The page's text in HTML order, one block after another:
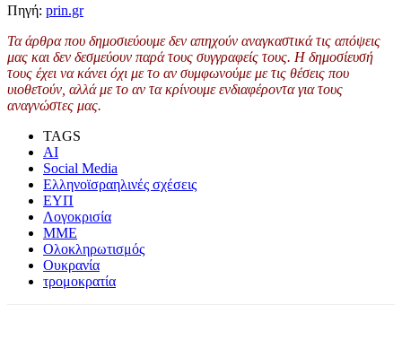
Πηγή: prin.gr
Τα άρθρα που δημοσιεύουμε δεν απηχούν αναγκαστικά τις απόψεις
μας και δεν δεσμεύουν παρά τους συγγραφείς τους. Η δημοσίευσή
τους έχει να κάνει όχι με το αν συμφωνούμε με τις θέσεις που
υιοθετούν, αλλά με το αν τα κρίνουμε ενδιαφέροντα για τους
αναγνώστες μας.
TAGS
AI
Social Media
Ελληνοϊσραηλινές σχέσεις
ΕΥΠ
Λογοκρισία
ΜΜΕ
Ολοκληρωτισμός
Ουκρανία
τρομοκρατία